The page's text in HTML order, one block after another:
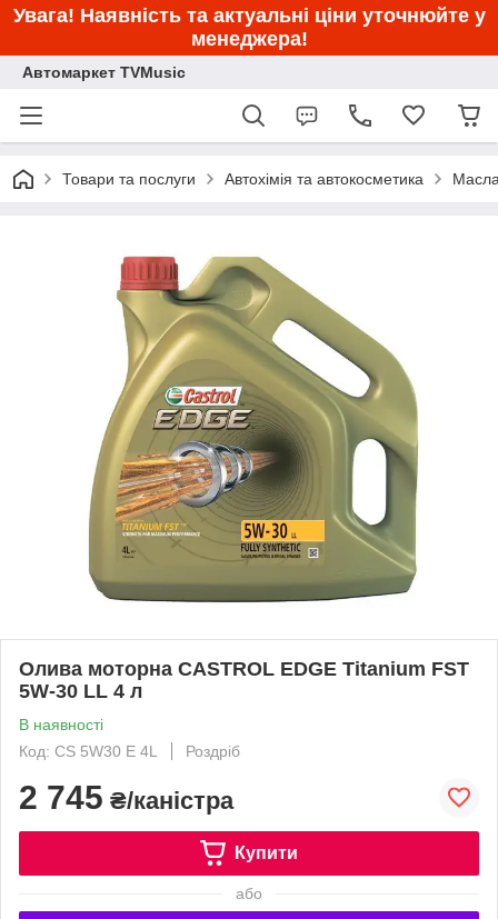
Увага! Наявність та актуальні ціни уточнюйте у
менеджера!
Автомаркет TVMusic
Товари та послуги Автохімія та автокосметика
Олива моторна CASTROL EDGE Titanium FST
5W-30 LL 4 л
В наявності
Код: CS 5W30 E 4L
Роздріб
2 745 ₴/каністра
Купити
або